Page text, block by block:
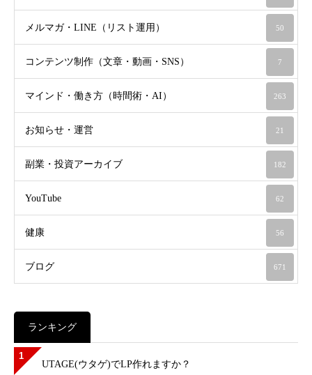
メルマガ・LINE（リスト運用） 50
コンテンツ制作（文章・動画・SNS） 7
マインド・働き方（時間術・AI） 263
お知らせ・運営 21
副業・投資アーカイブ 182
YouTube 62
健康 56
ブログ 671
ランキング
1
UTAGE(ウタゲ)でLP作れますか？